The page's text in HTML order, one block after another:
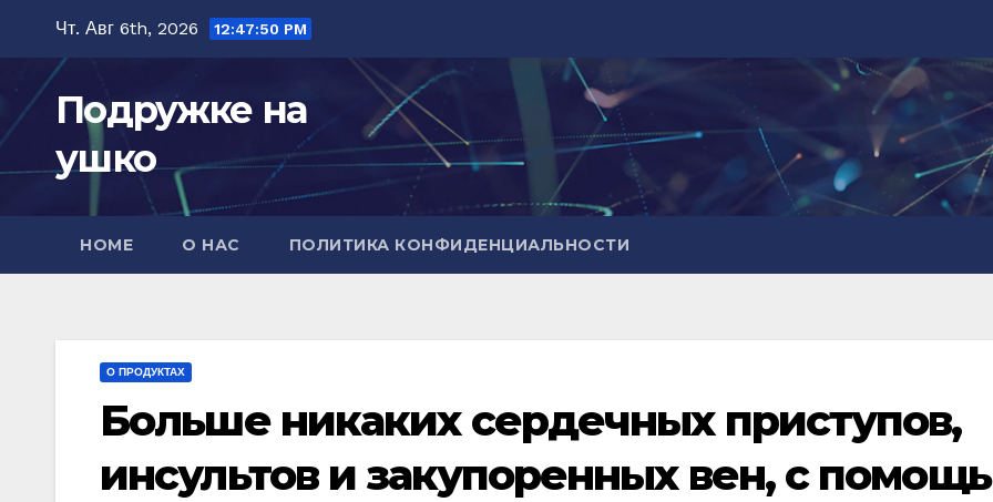
содержимому
Чт. Авг 6th, 2026 12:47:51 PM
Подружке на
ушко
HOME О НАС ПОЛИТИКА КОНФИДЕНЦИАЛЬНОСТИ
О ПРОДУКТАХ
Больше никаких сердечных приступов,
инсультов и закупоренных вен, с